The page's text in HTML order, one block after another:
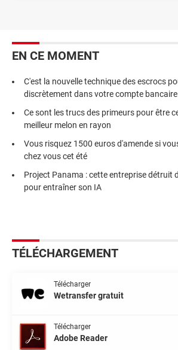
EN CE MOMENT
C'est la nouvelle technique des escrocs
discrètement dans votre compte bancaire
Ce sont les trucs des primeurs pour être
meilleur melon en rayon
Vous risquez 1500 euros d'amende si
chez vous cet été
Project Panama : cette entreprise détruit
pour entraîner son IA
TÉLÉCHARGEMENT
Télécharger
Wetransfer gratuit
Télécharger
Adobe Reader